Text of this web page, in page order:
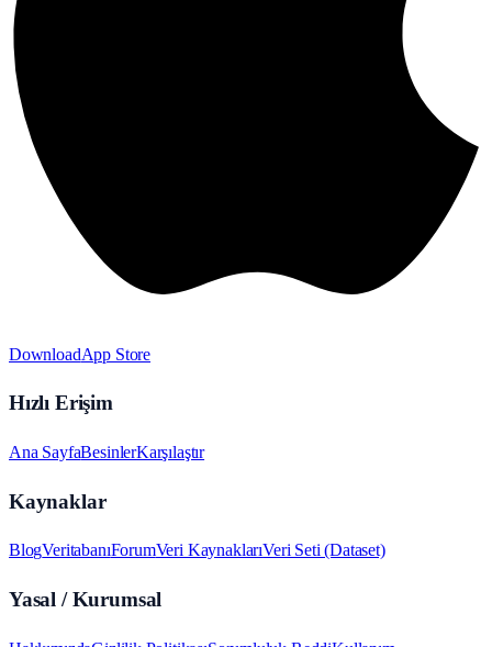
DownloadApp Store
Hızlı Erişim
Ana SayfaBesinlerKarşılaştır
Kaynaklar
BlogVeritabanıForumVeri KaynaklarıVeri Seti (Dataset)
Yasal / Kurumsal